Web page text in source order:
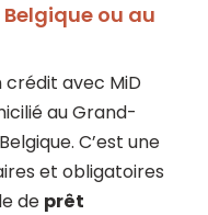
Belgique ou au
crédit avec MiD
au Grand-
C’est une
et obligatoires
de prêt